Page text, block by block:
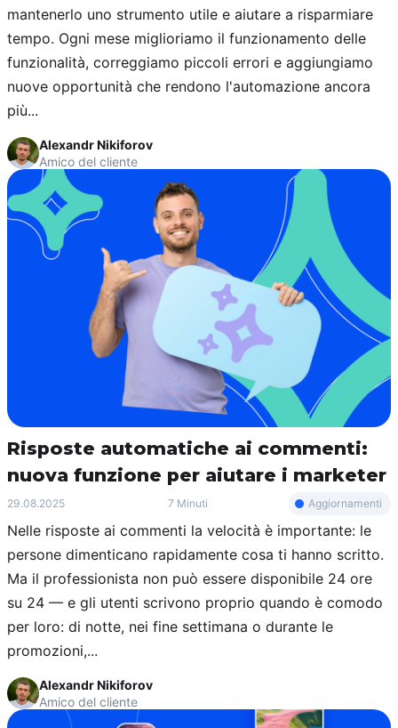
mantenerlo uno strumento utile e aiutare a risparmiare
tempo. Ogni mese miglioriamo il funzionamento delle
funzionalità, correggiamo piccoli errori e aggiungiamo
nuove opportunità che rendono l'automazione ancora
più...
Alexandr Nikiforov
Amico del cliente
Risposte automatiche ai commenti:
nuova funzione per aiutare i marketer
29.08.2025 7 Minuti Aggiornamenti
Nelle risposte ai commenti la velocità è importante: le
persone dimenticano rapidamente cosa ti hanno scritto.
Ma il professionista non può essere disponibile 24 ore
su 24 — e gli utenti scrivono proprio quando è comodo
per loro: di notte, nei fine settimana o durante le
promozioni,...
Alexandr Nikiforov
Amico del cliente